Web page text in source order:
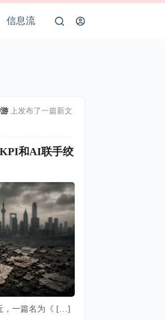
信息流
上发布了一篇新文
和AI联手绞
，一篇名为《 […]